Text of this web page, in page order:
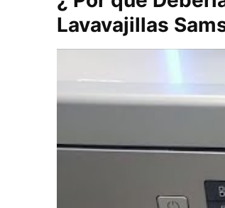
Lavavajillas